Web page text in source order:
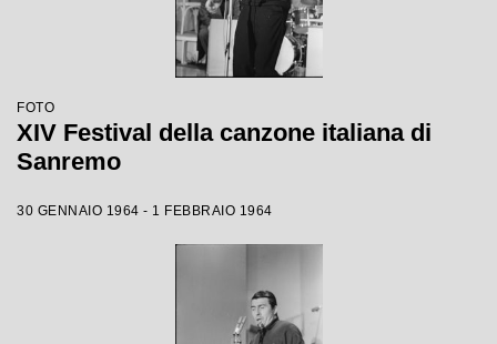
FOTO
XIV Festival della canzone italiana di
Sanremo
30 GENNAIO 1964 - 1 FEBBRAIO 1964